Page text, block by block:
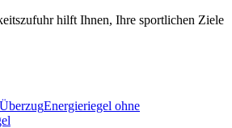
hilft Ihnen, Ihre sportlichen Ziele
Energieriegel ohne